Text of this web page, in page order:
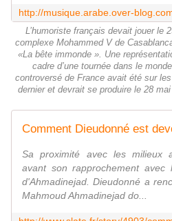
L’humoriste français devait jouer le
complexe Mohammed V de
«La bête immonde ». Une
cadre d’une tournée dans le
controversé de France avait été sur
dernier et devrait se produire le 28
Comment Dieudonné est
Sa proximité avec les milieux
avant son rapprochement
d'Ahmadinejad. Dieudonné a
Mahmoud Ahmadinejad do...